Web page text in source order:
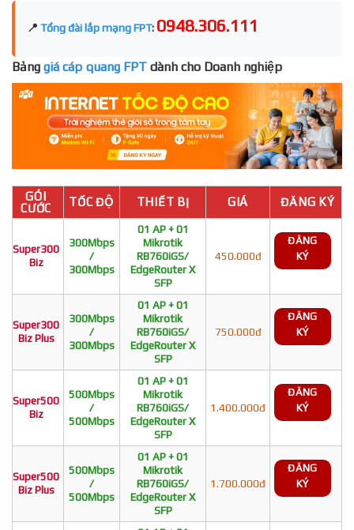
📍 Tổng đài lắp mạng FPT: 0948.306.111
Bảng giá cáp quang FPT dành cho Doanh nghiệp
GÓI
CƯỚC
TỐC ĐỘ THIẾT BỊ GIÁ ĐĂNG KÝ
Super300
Biz
300Mbps
/
300Mbps
01 AP + 01
Mikrotik
RB760iGS/
EdgeRouter X
SFP
450.000đ
ĐĂNG
KÝ
Super300
Biz Plus
300Mbps
/
300Mbps
01 AP + 01
Mikrotik
RB760iGS/
EdgeRouter X
SFP
750.000đ
ĐĂNG
KÝ
Super500
Biz
500Mbps
/
500Mbps
01 AP + 01
Mikrotik
RB760iGS/
EdgeRouter X
SFP
1.400.000đ
ĐĂNG
KÝ
Super500
Biz Plus
500Mbps
/
500Mbps
01 AP + 01
Mikrotik
RB760iGS/
EdgeRouter X
SFP
1.700.000đ
ĐĂNG
KÝ